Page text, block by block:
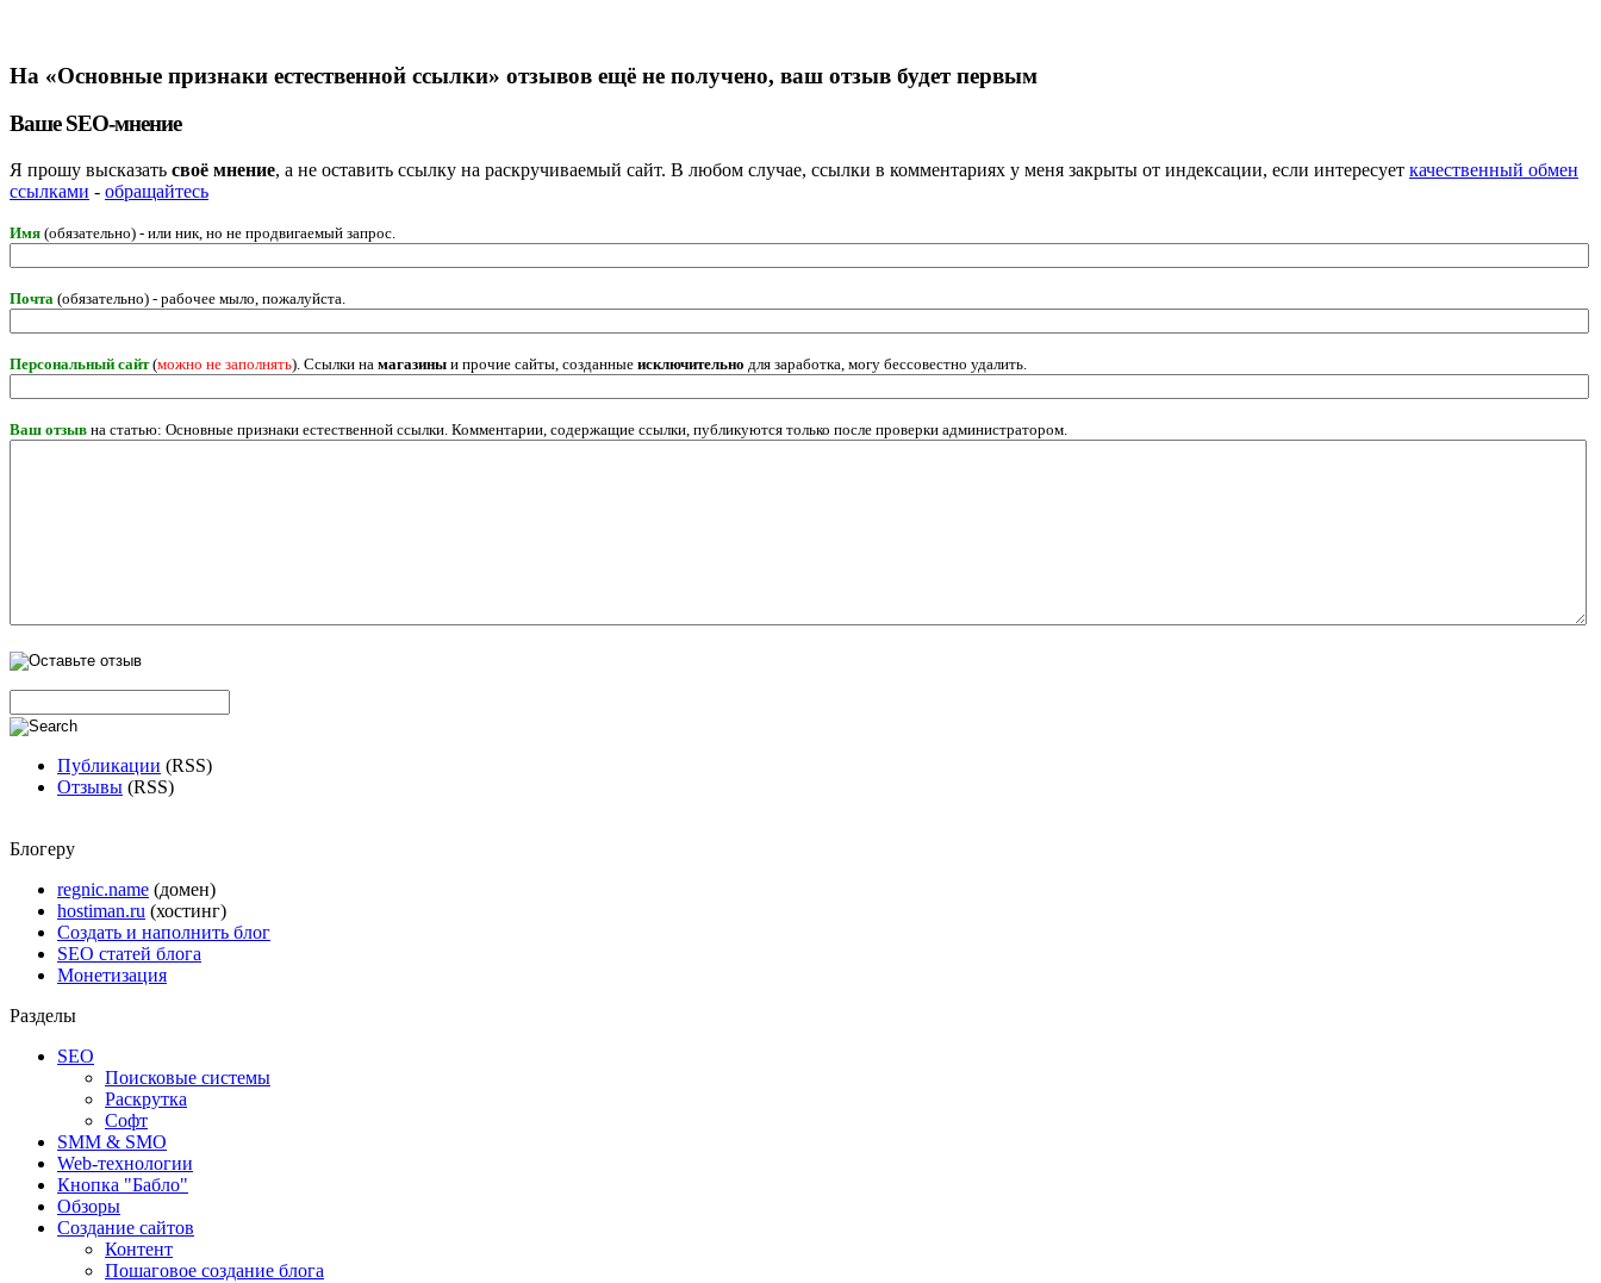
На «Основные признаки естественной ссылки» отзывов ещё не получено, ваш отзыв будет первым
Ваше SEO-мнение
Я прошу высказать своё мнение, а не оставить ссылку на раскручиваемый сайт. В любом случае, ссылки в комментариях у меня закрыты от индексации, если интересует качественный обмен
ссылками - обращайтесь
Имя (обязательно) - или ник, но не продвигаемый запрос.
Почта (обязательно) - рабочее мыло, пожалуйста.
Персональный сайт(можно не заполнять). Ссылки на магазины и прочие сайты, созданные исключительно для заработка, могу бессовестно удалить.
Ваш отзыв на статью: Основные признаки естественной ссылки. Комментарии, содержащие ссылки, публикуются только после проверки администратором.
Публикации (RSS)
Отзывы (RSS)
Блогеру
regnic.name (домен)
hostiman.ru (хостинг)
Создать и наполнить блог
SEO статей блога
Монетизация
Разделы
SEO
Поисковые системы
Раскрутка
Софт
SMM & SMO
Web-технологии
Кнопка "Бабло"
Обзоры
Создание сайтов
Контент
Пошаговое создание блога